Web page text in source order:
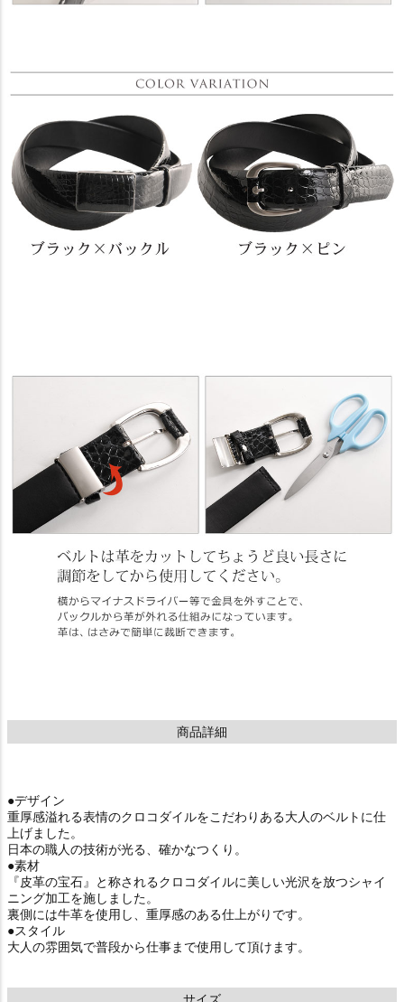
商品詳細
●デザイン
重厚感溢れる表情のクロコダイルをこだわりある大人のベルトに仕
上げました。
日本の職人の技術が光る、確かなつくり。
●素材
『皮革の宝石』と称されるクロコダイルに美しい光沢を放つシャイ
ニング加工を施しました。
裏側には牛革を使用し、重厚感のある仕上がりです。
●スタイル
大人の雰囲気で普段から仕事まで使用して頂けます。